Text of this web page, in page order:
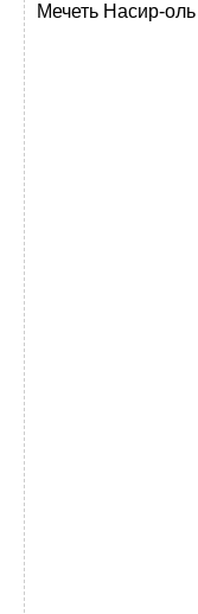
Мечеть Насир-